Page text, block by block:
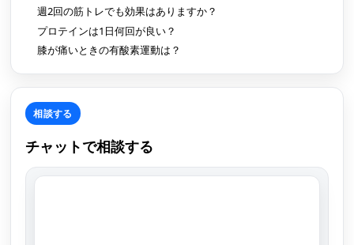
週2回の筋トレでも効果はありますか？
プロテインは1日何回が良い？
膝が痛いときの有酸素運動は？
相談する
チャットで相談する